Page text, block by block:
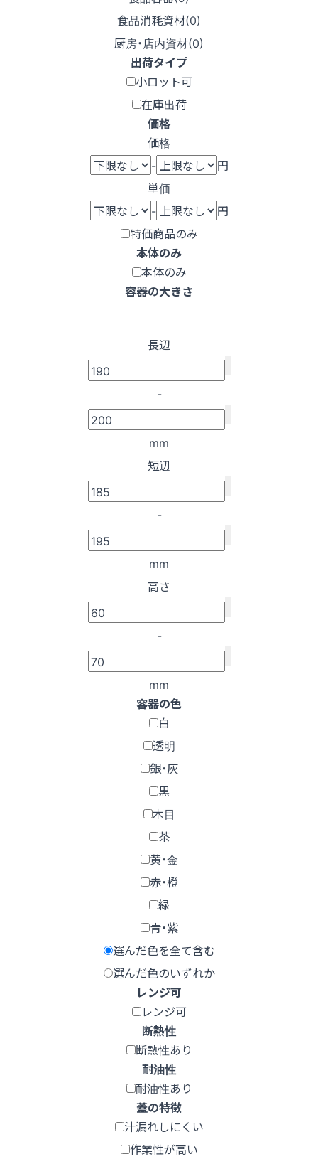
食品消耗資材(0)
厨房・店内資材(0)
出荷タイプ
小ロット可
在庫出荷
価格
価格
-
円
単価
-
円
特価商品のみ
本体のみ
本体のみ
容器の大きさ
長辺
-
mm
短辺
-
mm
高さ
-
mm
容器の色
白
透明
銀・灰
黒
木目
茶
黄・金
赤・橙
緑
青・紫
選んだ色を全て含む
選んだ色のいずれか
レンジ可
レンジ可
断熱性
断熱性あり
耐油性
耐油性あり
蓋の特徴
汁漏れしにくい
作業性が高い